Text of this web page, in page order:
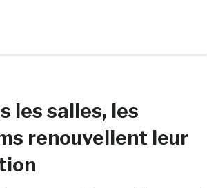
les salles, les
renouvellent leur